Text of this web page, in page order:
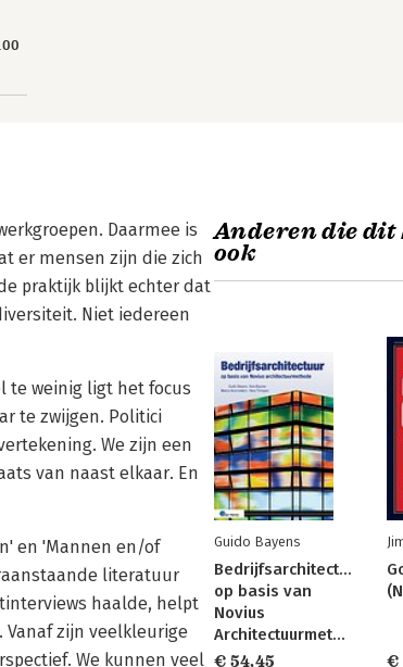
Daarmee is
er mensen zijn die zich
praktijk blijkt echter dat
Niet iedereen
te weinig ligt het focus
te zwijgen. Politici
We zijn een
van naast elkaar. En
en 'Mannen en/of
literatuur
haalde, helpt
zijn veelkleurige
We kunnen veel
Anderen die dit
ook
Guido Bayens
Bedrijfsarchitectuur
op basis van
Novius
Architectuurmethode
€ 54,45
€